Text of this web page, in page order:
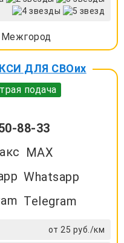
Межгород
ДЛЯ СВОих
подача
88-33
MAX
Whatsapp
Telegram
от 25 руб./км